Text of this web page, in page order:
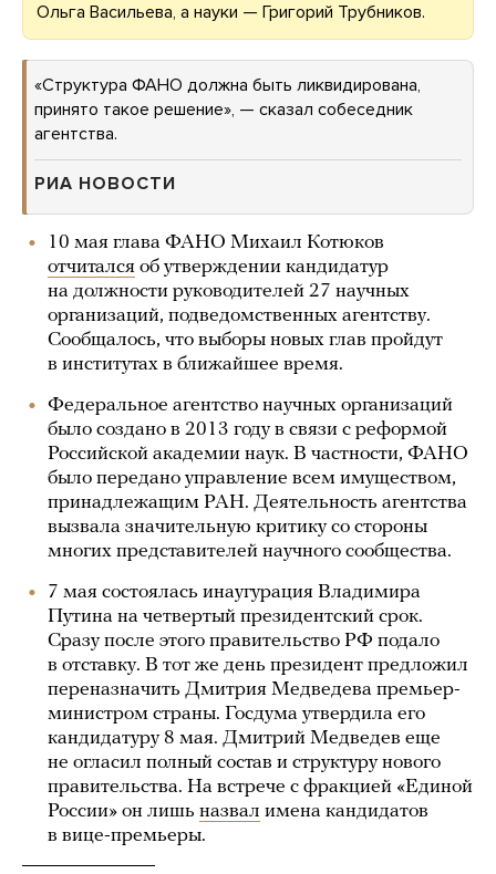
Ольга Васильева, а науки — Григорий Трубников.
«Структура ФАНО должна быть ликвидирована,
принято такое решение», — сказал собеседник
агентства.
РИА НОВОСТИ
10 мая глава ФАНО Михаил Котюков
отчитался об утверждении кандидатур
на должности руководителей 27 научных
организаций, подведомственных агентству.
Сообщалось, что выборы новых глав пройдут
в институтах в ближайшее время.
Федеральное агентство научных организаций
было создано в 2013 году в связи с реформой
Российской академии наук. В частности, ФАНО
было передано управление всем имуществом,
принадлежащим РАН. Деятельность агентства
вызвала значительную критику со стороны
многих представителей научного сообщества.
7 мая состоялась инаугурация Владимира
Путина на четвертый президентский срок.
Сразу после этого правительство РФ подало
в отставку. В тот же день президент предложил
переназначить Дмитрия Медведева премьер-
министром страны. Госдума утвердила его
кандидатуру 8 мая. Дмитрий Медведев еще
не огласил полный состав и структуру нового
правительства. На встрече с фракцией «Единой
России» он лишь назвал имена кандидатов
в вице-премьеры.